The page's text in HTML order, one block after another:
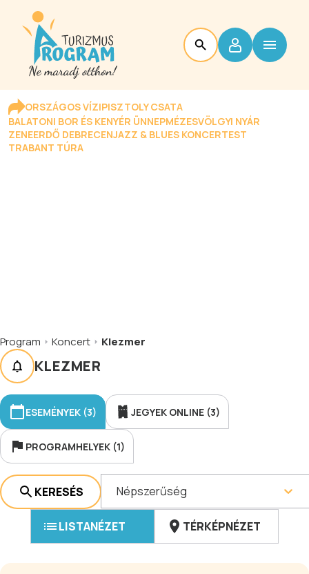
ORSZÁGOS VÍZIPISZTOLY CSATA
BALATONI BOR ÉS KENYÉR ÜNNEPMÉZESVÖLGYI NYÁR
ZENEERDŐ DEBRECENJAZZ & BLUES KONCERTEST
TRABANT TÚRA
Program Koncert Klezmer
KLEZMER
ESEMÉNYEK (3) JEGYEK ONLINE (3)
PROGRAMHELYEK (1)
KERESÉS Népszerűség
LISTANÉZET TÉRKÉPNÉZET